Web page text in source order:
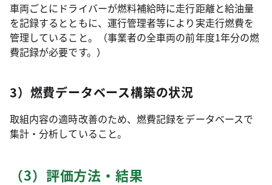
車両ごとにドライバーが燃料補給時に走行距離と給油量
を記録するとともに、運行管理者等により実走行燃費を
管理していること。（事業者の全車両の前年度1年分の燃
費記録が必要です。）
3）燃費データベース構築の状況
取組内容の適時改善のため、燃費記録をデータベースで
集計・分析していること。
（3）評価方法・結果